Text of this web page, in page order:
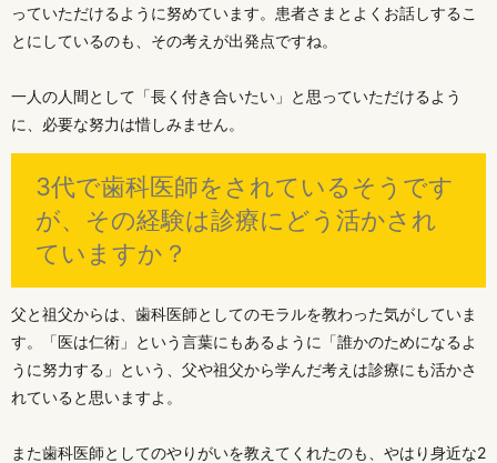
っていただけるように努めています。患者さまとよくお話しするこ
とにしているのも、その考えが出発点ですね。
一人の人間として「長く付き合いたい」と思っていただけるよう
に、必要な努力は惜しみません。
3代で歯科医師をされているそうです
が、その経験は診療にどう活かされ
ていますか？
父と祖父からは、歯科医師としてのモラルを教わった気がしていま
す。「医は仁術」という言葉にもあるように「誰かのためになるよ
うに努力する」という、父や祖父から学んだ考えは診療にも活かさ
れていると思いますよ。
また歯科医師としてのやりがいを教えてくれたのも、やはり身近な2